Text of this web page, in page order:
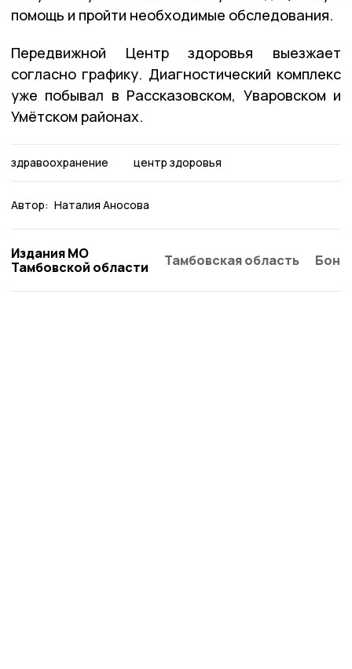
помощь и пройти необходимые обследования.
Передвижной Центр здоровья выезжает
согласно графику. Диагностический комплекс
уже побывал в Рассказовском, Уваровском и
Умётском районах.
здравоохранение центр здоровья
Автор: Наталия Аносова
Издания МО
Тамбовской области
Тамбовская область